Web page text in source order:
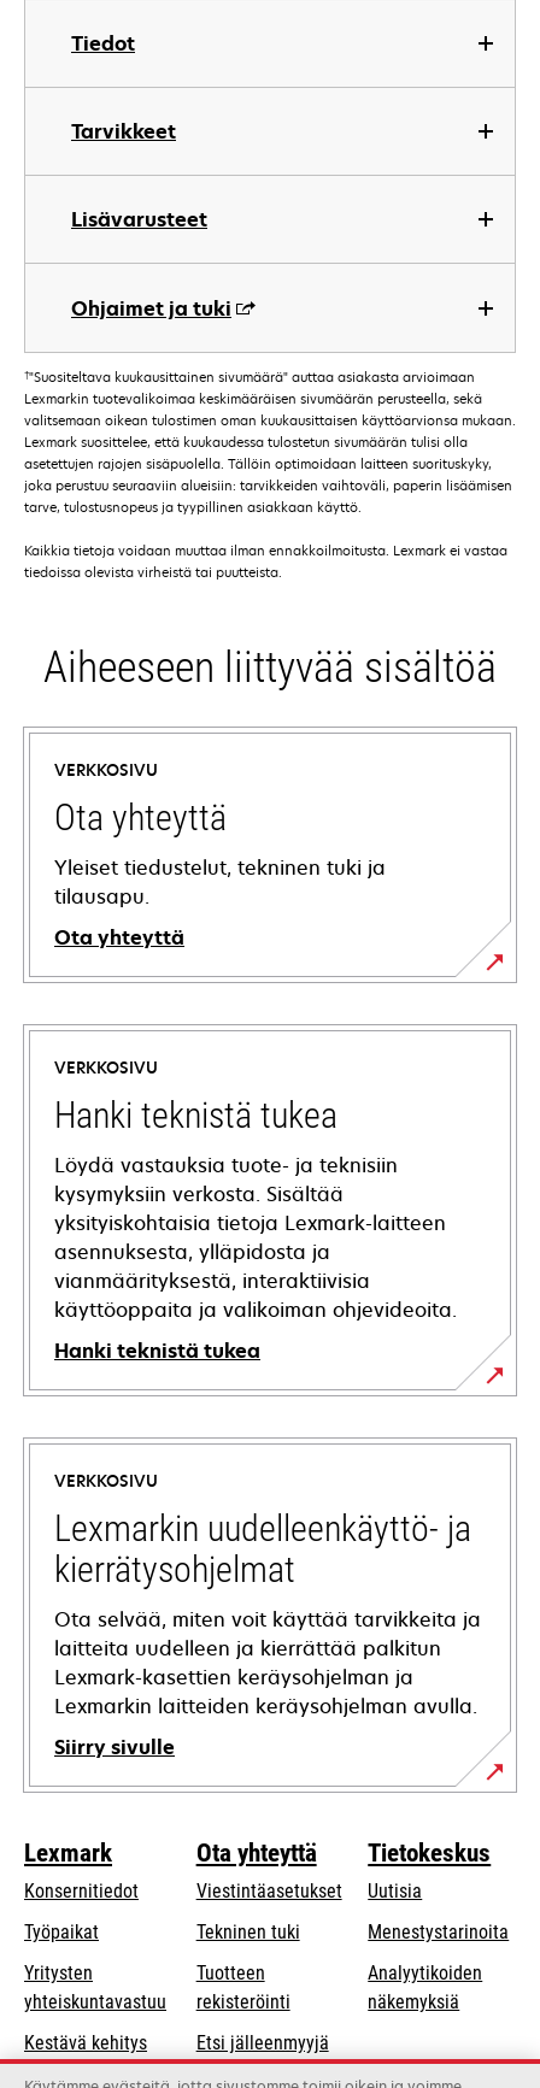
Tiedot
Tarvikkeet
Lisävarusteet
Ohjaimet ja tuki
†"Suositeltava kuukausittainen sivumäärä" auttaa asiakasta arvioimaan
Lexmarkin tuotevalikoimaa keskimääräisen sivumäärän perusteella, sekä
valitsemaan oikean tulostimen oman kuukausittaisen käyttöarvionsa mukaan.
Lexmark suosittelee, että kuukaudessa tulostetun sivumäärän tulisi olla
asetettujen rajojen sisäpuolella. Tällöin optimoidaan laitteen suorituskyky,
joka perustuu seuraaviin alueisiin: tarvikkeiden vaihtoväli, paperin lisäämisen
tarve, tulostusnopeus ja tyypillinen asiakkaan käyttö.
Kaikkia tietoja voidaan muuttaa ilman ennakkoilmoitusta. Lexmark ei vastaa
tiedoissa olevista virheistä tai puutteista.
Aiheeseen liittyvää sisältöä
VERKKOSIVU
Ota yhteyttä
Yleiset tiedustelut, tekninen tuki ja
tilausapu.
Ota yhteyttä
VERKKOSIVU
Hanki teknistä tukea
Löydä vastauksia tuote- ja teknisiin
kysymyksiin verkosta. Sisältää
yksityiskohtaisia tietoja Lexmark-laitteen
asennuksesta, ylläpidosta ja
vianmäärityksestä, interaktiivisia
käyttöoppaita ja valikoiman ohjevideoita.
Hanki teknistä tukea
opens
in
new
tab
VERKKOSIVU
Lexmarkin uudelleenkäyttö- ja
kierrätysohjelmat
Ota selvää, miten voit käyttää tarvikkeita ja
laitteita uudelleen ja kierrättää palkitun
Lexmark-kasettien keräysohjelman ja
Lexmarkin laitteiden keräysohjelman avulla.
Siirry sivulle
Lexmark
Konsernitiedot
Työpaikat
Yritysten
yhteiskuntavastuu opens
a
Kestävä kehitys
Ota yhteyttä
Viestintäasetukset
Tekninen tukiopens
tab
Tuotteen
rekisteröinti
Etsi jälleenmyyjä
Tietokeskus
Uutisia
Menestystarinoita
Analyytikoiden
näkemyksiä